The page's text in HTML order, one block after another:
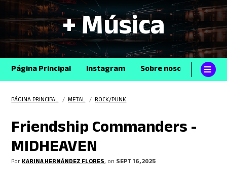
+ Música
Página Principal Instagram Sobre nosotros
PÁGINA PRINCIPAL /METAL /ROCK/PUNK
Friendship Commanders -
MIDHEAVEN
PorKARINA HERNÁNDEZ FLORES, on SEPT 16, 2025